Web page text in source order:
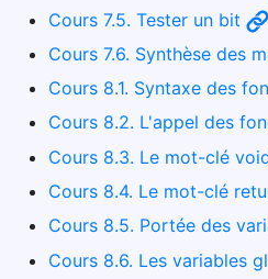
Cours 7.5. Tester un bit
Cours 7.6. Synthèse des
Cours 8.1. Syntaxe des
Cours 8.2. L'appel des
Cours 8.3. Le mot-clé
Cours 8.4. Le mot-clé
Cours 8.5. Portée des
Cours 8.6. Les variables